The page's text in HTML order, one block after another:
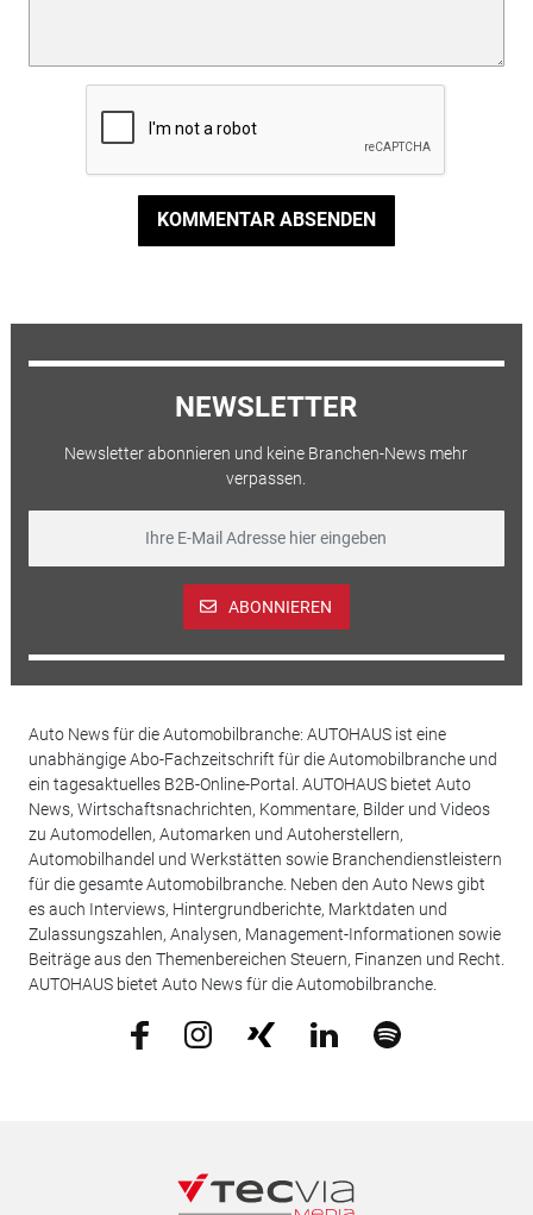
KOMMENTAR ABSENDEN
NEWSLETTER
Newsletter abonnieren und keine Branchen-News mehr
verpassen.
ABONNIEREN
Auto News für die Automobilbranche: AUTOHAUS ist eine
unabhängige Abo-Fachzeitschrift für die Automobilbranche und
ein tagesaktuelles B2B-Online-Portal. AUTOHAUS bietet Auto
News, Wirtschaftsnachrichten, Kommentare, Bilder und Videos
zu Automodellen, Automarken und Autoherstellern,
Automobilhandel und Werkstätten sowie Branchendienstleistern
für die gesamte Automobilbranche. Neben den Auto News gibt
es auch Interviews, Hintergrundberichte, Marktdaten und
Zulassungszahlen, Analysen, Management-Informationen sowie
Beiträge aus den Themenbereichen Steuern, Finanzen und Recht.
AUTOHAUS bietet Auto News für die Automobilbranche.